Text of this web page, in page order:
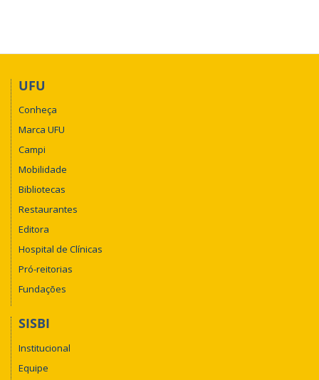
UFU
Conheça
Marca UFU
Campi
Mobilidade
Bibliotecas
Restaurantes
Editora
Hospital de Clínicas
Pró-reitorias
Fundações
SISBI
Institucional
Equipe